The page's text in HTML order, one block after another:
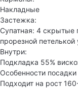
Накладные
Застежка:
Супатная: 4 скрытые
прорезной
Внутри:
Подкладка 55%
Особенности посадки
Подходит на рост